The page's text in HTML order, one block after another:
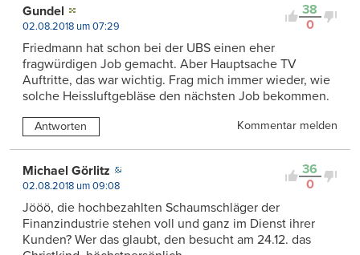
38
0
Gundel
02.08.2018 um 07:29
Friedmann hat schon bei der UBS einen eher
fragwürdigen Job gemacht. Aber Hauptsache TV
Auftritte, das war wichtig. Frag mich immer wieder, wie
solche Heissluftgebläse den nächsten Job bekommen.
Antworten Kommentar melden
36
0
Michael Görlitz
02.08.2018 um 09:08
Jööö, die hochbezahlten Schaumschläger der
Finanzindustrie stehen voll und ganz im Dienst ihrer
Kunden? Wer das glaubt, den besucht am 24.12. das